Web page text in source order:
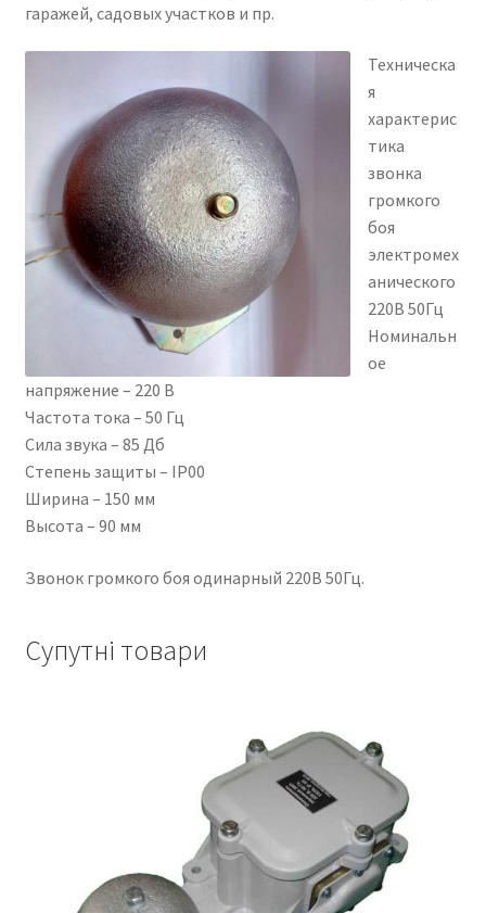
гаражей, садовых участков и пр.
Техническа
я
характерис
тика
звонка
громкого
боя
электромех
анического
220В 50Гц
Номинальн
ое
напряжение – 220 В
Частота тока – 50 Гц
Сила звука – 85 Дб
Степень защиты – IP00
Ширина – 150 мм
Высота – 90 мм
Звонок громкого боя одинарный 220В 50Гц.
Супутні товари